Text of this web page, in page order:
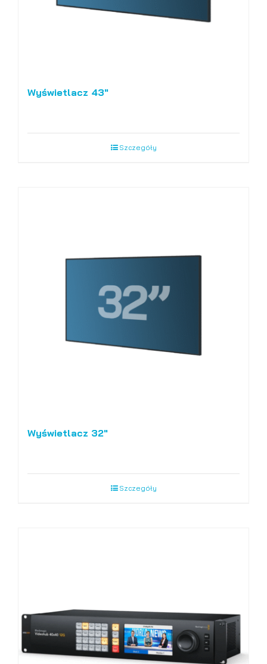
Wyświetlacz 43″
Szczegóły
Wyświetlacz 32″
Szczegóły